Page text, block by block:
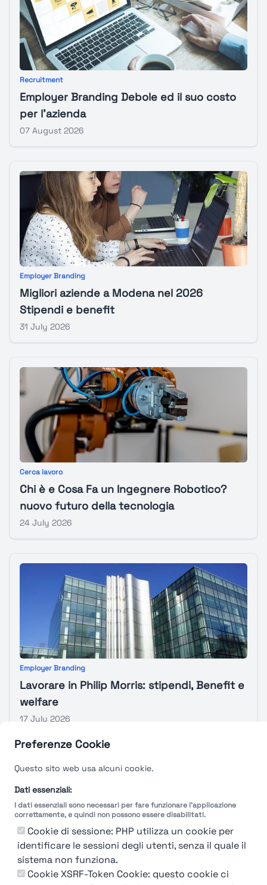
Preferenze Cookie
Questo sito web usa alcuni cookie.
Dati essenziali:
I dati essenziali sono necessari per fare funzionare l'applicazione
correttamente, e quindi non possono essere disabilitati.
Cookie di sessione: PHP utilizza un cookie per
identificare le sessioni degli utenti, senza il quale il
sistema non funziona.
Cookie XSRF-Token Cookie: questo cookie ci
Recruitment
Employer Branding Debole ed il suo costo
per l’azienda
07 August 2026
Employer Branding
Migliori aziende a Modena nel 2026
Stipendi e benefit
31 July 2026
Cerca lavoro
Chi è e Cosa Fa un Ingegnere Robotico?
nuovo futuro della tecnologia
24 July 2026
Employer Branding
Lavorare in Philip Morris: stipendi, Benefit e
welfare
17 July 2026
Chi siamoContattoContatto per aziende Politica sulla riservatezza
Termini e Condizioni
© 2019-2026 Stupendio. Tutti i diritti riservati | Smarteris S.r.l. P.IVA